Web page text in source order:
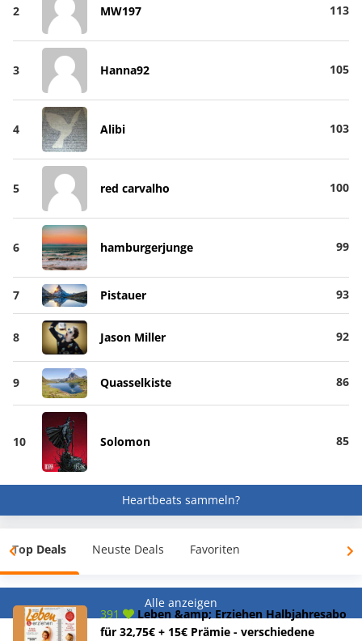
2 MW197 113
3 Hanna92 105
4 Alibi 103
5 red carvalho 100
6 hamburgerjunge 99
7 Pistauer 93
8 Jason Miller 92
9 Quasselkiste 86
10 Solomon 85
Heartbeats sammeln?
Top Deals Neuste Deals Favoriten
Alle anzeigen
391
Leben &amp; Erziehen Halbjahresabo
für 32,75€ + 15€ Prämie - verschiedene